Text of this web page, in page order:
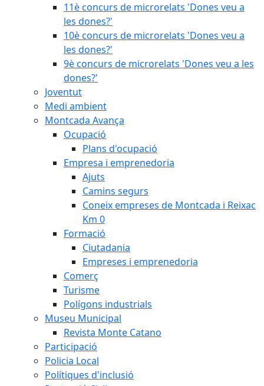
11è concurs de microrelats 'Dones veu a
les dones?'
10è concurs de microrelats 'Dones veu a
les dones?'
9è concurs de microrelats 'Dones veu a les
dones?'
Joventut
Medi ambient
Montcada Avança
Ocupació
Plans d'ocupació
Empresa i emprenedoria
Ajuts
Camins segurs
Coneix empreses de Montcada i Reixac
Km 0
Formació
Ciutadania
Empreses i emprenedoria
Comerç
Turisme
Polígons industrials
Museu Municipal
Revista Monte Catano
Participació
Policia Local
Polítiques d'inclusió